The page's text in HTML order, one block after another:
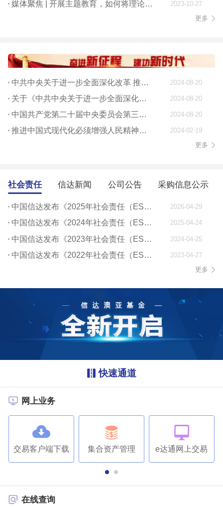
媒体聚焦 | 开展主题教育，如何将理论学习贯穿始终
2023-10-27
更多
中共中央关于进一步全面深化改革 推进中国式现代化的决定 2024-08-20
关于《中共中央关于进一步全面深化改革、 推进中国式现代化的决定》的说明 2024-08-20
中国共产党第二十届中央委员会第三次全体会议公报 2024-08-20
推进中国式现代化必须增强人民精神力量
2024-02-19
更多
社会责任 信达新闻 公司公告 采购信息公示
中国信达发布《2025年社会责任（ESG）报告》 2026-04-29
中国信达发布《2024年社会责任（ESG）报告》 2025-04-24
中国信达发布《2023年社会责任（ESG）报告》 2024-04-25
中国信达发布《2022年社会责任（ESG）报告》
2023-04-27
更多
快速通道
网上业务
交易客户端下载 集合资产管理 e达通网上交易
在线查询